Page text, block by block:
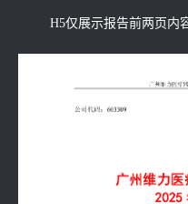
H5仅展示报告前两页内